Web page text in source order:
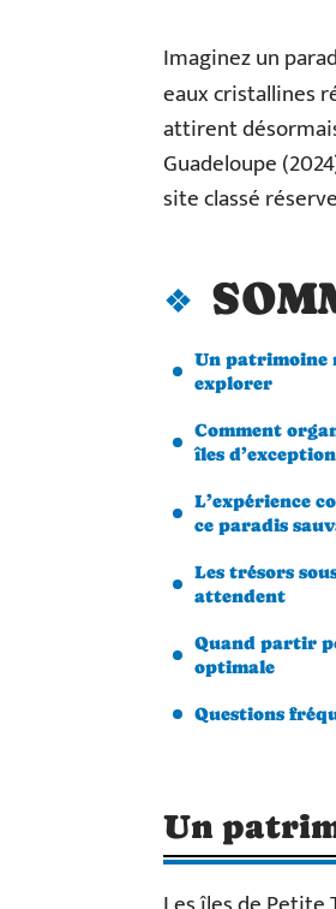
Imaginez un
eaux cristallines
attirent
Guadeloupe
site classé
Un patrimoine
explorer
Comment
îles d’exception
L’expérience
ce paradis
Les trésors
attendent
Quand partir
optimale
Questions
Un